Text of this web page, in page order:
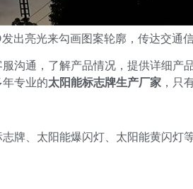
出亮光来勾画图案轮廓，传达交通信
沟通，了解产品情况，提供详细产
专业的太阳能标志牌生产厂家 ，只
牌、太阳能爆闪灯、太阳能黄闪